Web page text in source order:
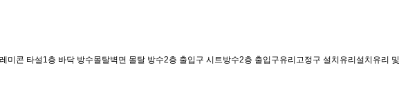
미콘 타설1층 바닥 방수몰탈벽면 몰탈 방수2층 출입구 시트방수2층 출입구유리고정구 설치유리설치유리